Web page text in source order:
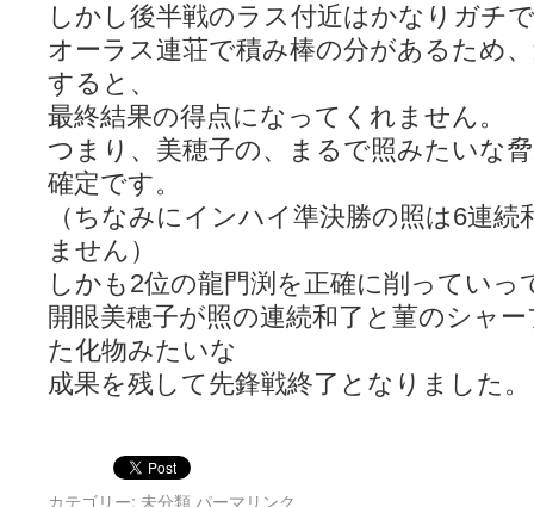
しかし後半戦のラス付近はかなりガチ
オーラス連荘で積み棒の分があるため
すると、
最終結果の得点になってくれません。
つまり、美穂子の、まるで照みたいな
確定です。
（ちなみにインハイ準決勝の照は6連
ません）
しかも2位の龍門渕を正確に削っていっ
開眼美穂子が照の連続和了と菫のシャ
た化物みたいな
成果を残して先鋒戦終了となりました。
カテゴリー: 未分類 パーマリンク